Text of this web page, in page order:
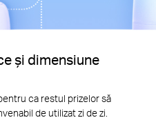
și dimensiune
ca restul prizelor să
de utilizat zi de zi.